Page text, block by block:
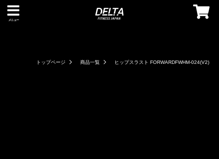
メニュー
トップページ 商品一覧 ヒップスラスト FORWARDFWHM-024(V2)